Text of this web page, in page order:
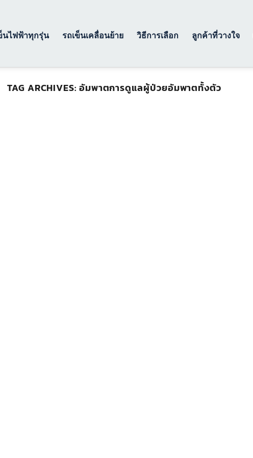
นไฟฟ้าทุกรุ่น รถเข็นเคลื่อนย้าย วิธีการเลือก ลูกค้าที่วางใจ
TAG ARCHIVES: อัมพาตการดูแลผู้ป่วยอัมพาตทั้งตัว